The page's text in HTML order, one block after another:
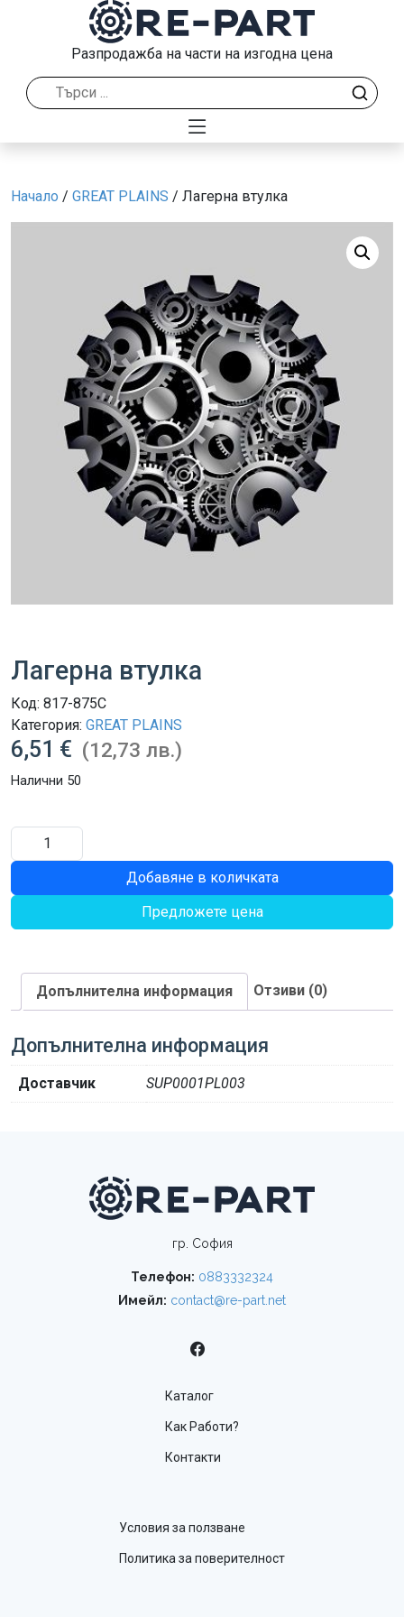
Разпродажба на части на изгодна цена
Начало / GREAT PLAINS / Лагерна втулка
Лагерна втулка
Код: 817-875C
Категория: GREAT PLAINS
6,51 € (12,73 лв.)
Налични 50
количество
за
втулка
Добавяне в количката
Предложете цена
Допълнителна информация Отзиви (0)
Допълнителна информация
Доставчик SUP0001PL003
гр. София
Телефон: 0883332324
Имейл: contact@re-part.net
Каталог
Как Работи?
Контакти
Условия за ползване
Политика за поверителност